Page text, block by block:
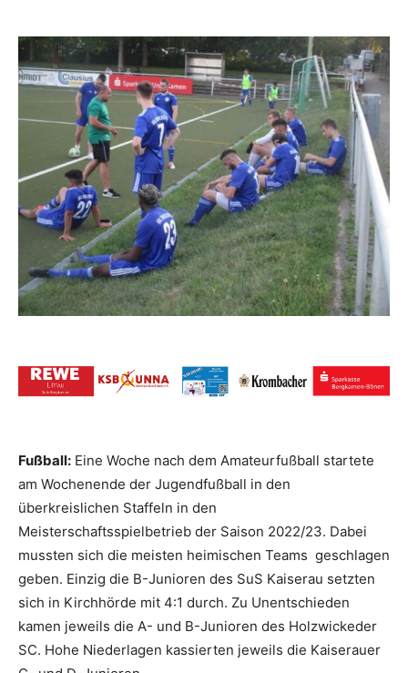
Fußball: Eine Woche nach dem Amateurfußball startete
am Wochenende der Jugendfußball in den
überkreislichen Staffeln in den
Meisterschaftsspielbetrieb der Saison 2022/23. Dabei
mussten sich die meisten heimischen Teams geschlagen
geben. Einzig die B-Junioren des SuS Kaiserau setzten
sich in Kirchhörde mit 4:1 durch. Zu Unentschieden
kamen jeweils die A- und B-Junioren des Holzwickeder
SC. Hohe Niederlagen kassierten jeweils die Kaiserauer